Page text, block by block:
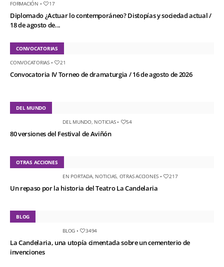
FORMACIÓN • 17
Diplomado ¿Actuar lo contemporáneo? Distopías y sociedad actual /
18 de agosto de...
CONVOCATORIAS
CONVOCATORIAS• 21
Convocatoria IV Torneo de dramaturgia / 16 de agosto de 2026
DEL MUNDO
DEL MUNDO, NOTICIAS• 54
80 versiones del Festival de Aviñón
OTRAS ACCIONES
EN PORTADA, NOTICIAS, OTRAS ACCIONES • 217
Un repaso por la historia del Teatro La Candelaria
BLOG
BLOG • 3494
La Candelaria, una utopía cimentada sobre un cementerio de
invenciones